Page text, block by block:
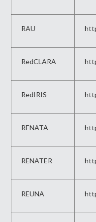
RAU
RedCLARA
RedIRIS
RENATA
RENATER
REUNA